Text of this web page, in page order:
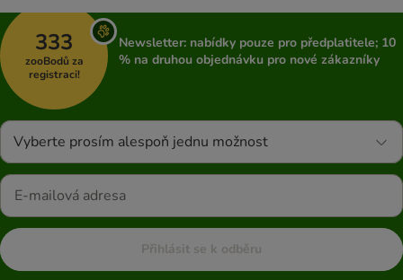
333
zooBodů za
registraci!
Newsletter: nabídky pouze pro předplatitele; 10
% na druhou objednávku pro nové zákazníky
Vyberte prosím alespoň jednu možnost
Přihlásit se k odběru